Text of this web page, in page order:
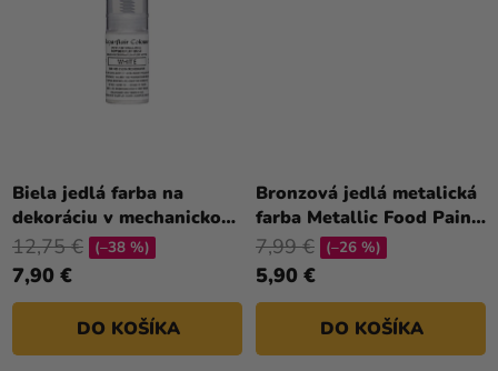
Biela jedlá farba na
dekoráciu v mechanickom
rozprašovači - White
7,90 €
12,75 € (–38 %)
DO KOŠÍKA
Bronzová jedlá metalická
farba Metallic Food Paint
Copper 30ml
5,90 €
7,99 € (–26 %)
DO KOŠÍKA